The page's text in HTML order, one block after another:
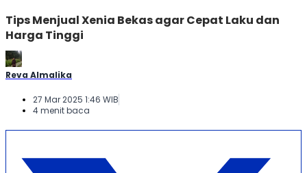
Tips Menjual Xenia Bekas agar Cepat Laku dan
Harga Tinggi
Reva Almalika
27 Mar 2025 1:46 WIB
4 menit baca